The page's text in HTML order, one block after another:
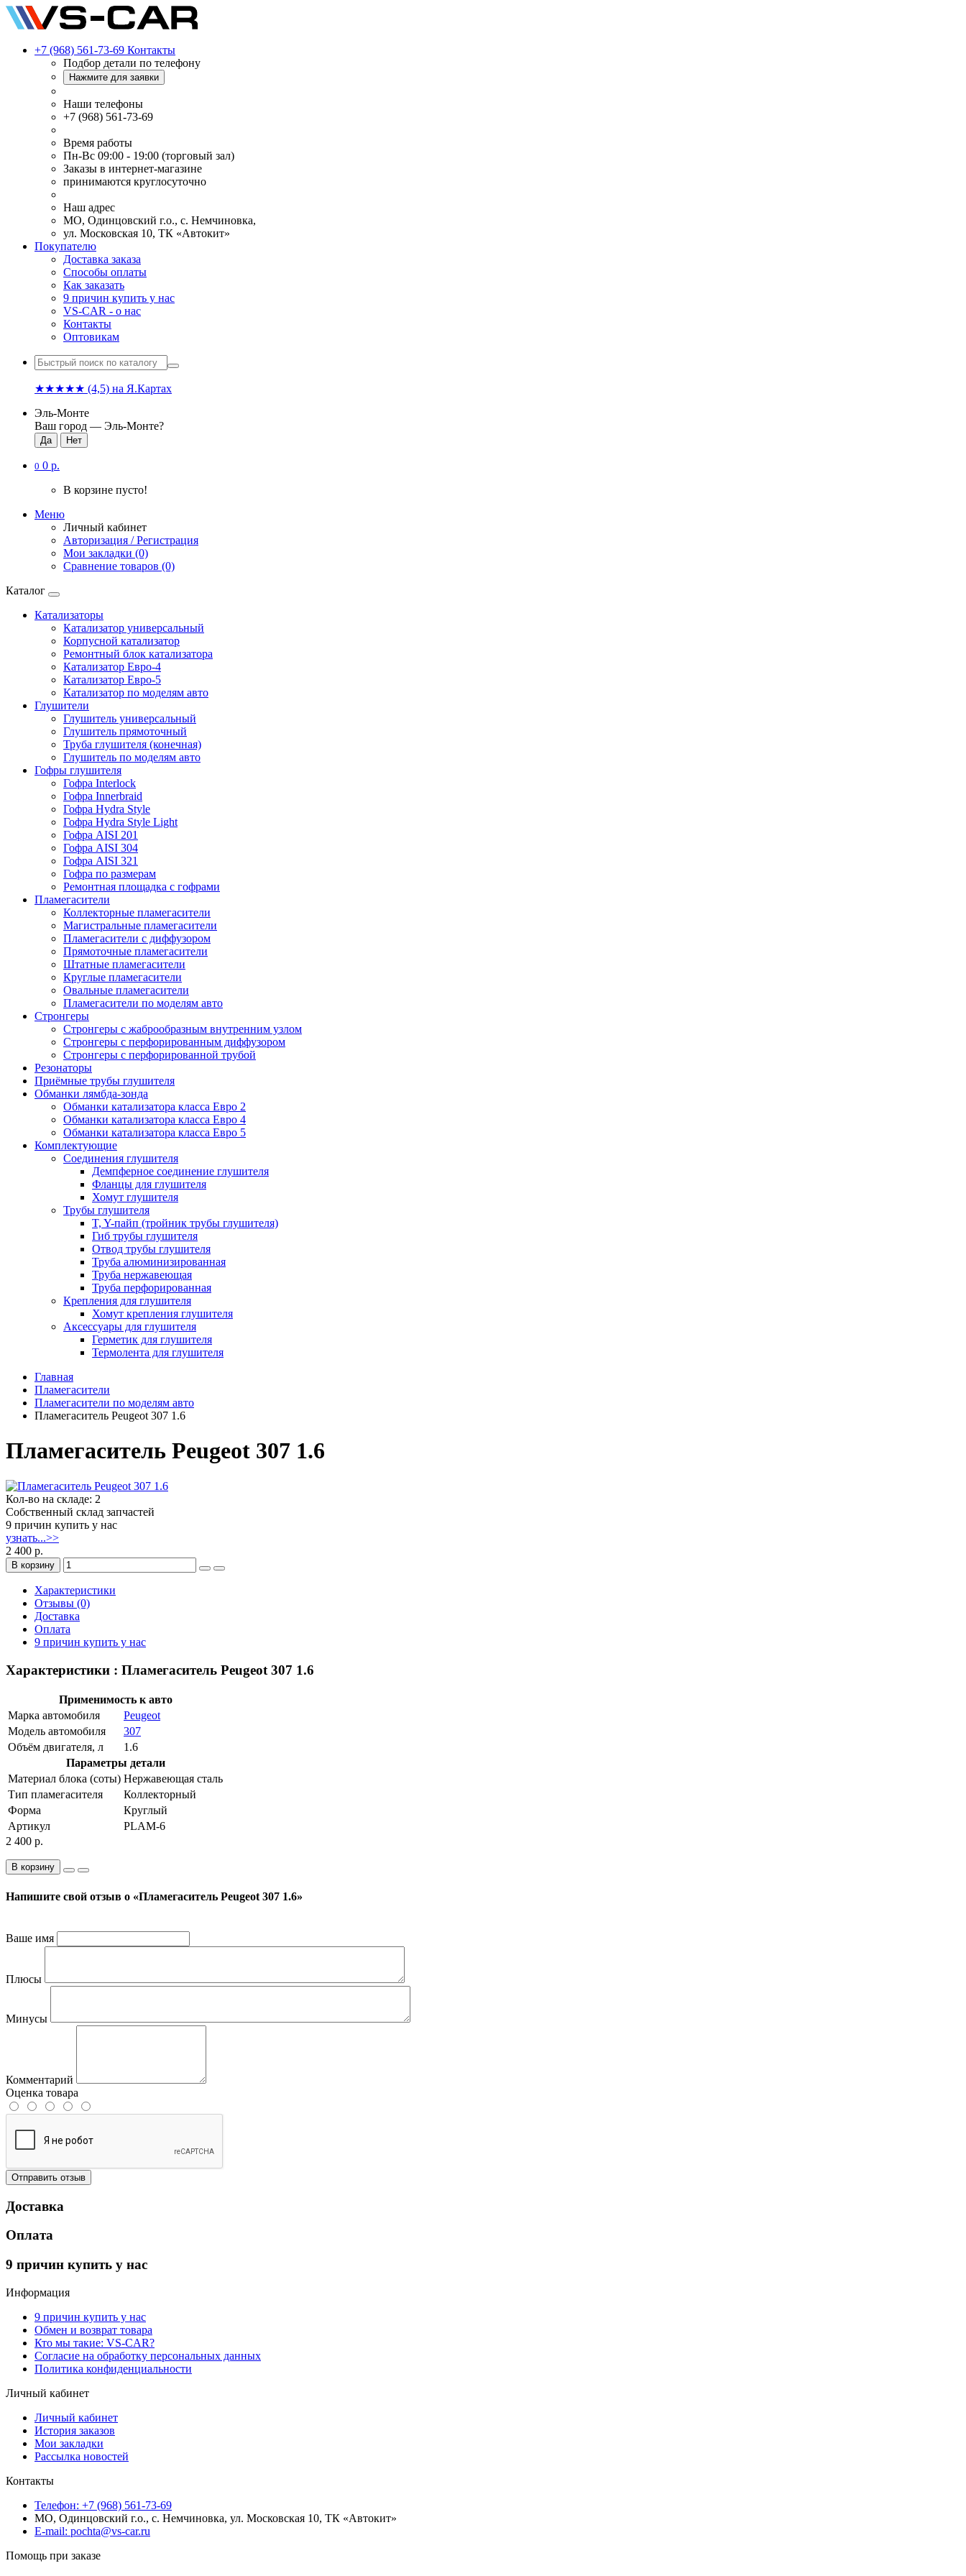
+7 (968) 561-73-69 Контакты
Подбор детали по телефону
Нажмите для заявки
Наши телефоны
+7 (968) 561-73-69
Время работы
Пн-Вс 09:00 - 19:00 (торговый зал)
Заказы в интернет-магазине
принимаются круглосуточно
Наш адрес
МО, Одинцовский г.о., с. Немчиновка,
ул. Московская 10, ТК «Автокит»
Покупателю
Доставка заказа
Способы оплаты
Как заказать
9 причин купить у нас
VS-CAR - о нас
Контакты
Оптовикам
★★★★★ (4,5) на Я.Картах
Эль-Монте
Ваш город — Эль-Монте?
0 0 р.
В корзине пусто!
Меню
Личный кабинет
Авторизация / Регистрация
Мои закладки (0)
Сравнение товаров (0)
Каталог
Катализаторы
Катализатор универсальный
Корпусной катализатор
Ремонтный блок катализатора
Катализатор Евро-4
Катализатор Евро-5
Катализатор по моделям авто
Глушители
Глушитель универсальный
Глушитель прямоточный
Труба глушителя (конечная)
Глушитель по моделям авто
Гофры глушителя
Гофра Interlock
Гофра Innerbraid
Гофра Hydra Style
Гофра Hydra Style Light
Гофра AISI 201
Гофра AISI 304
Гофра AISI 321
Гофра по размерам
Ремонтная площадка с гофрами
Пламегасители
Коллекторные пламегасители
Магистральные пламегасители
Пламегасители с диффузором
Прямоточные пламегасители
Штатные пламегасители
Круглые пламегасители
Овальные пламегасители
Пламегасители по моделям авто
Стронгеры
Стронгеры с жаброобразным внутренним узлом
Стронгеры с перфорированным диффузором
Стронгеры с перфорированной трубой
Резонаторы
Приёмные трубы глушителя
Обманки лямбда-зонда
Обманки катализатора класса Евро 2
Обманки катализатора класса Евро 4
Обманки катализатора класса Евро 5
Комплектующие
Соединения глушителя
Демпферное соединение глушителя
Фланцы для глушителя
Хомут глушителя
Трубы глушителя
T, Y-пайп (тройник трубы глушителя)
Гиб трубы глушителя
Отвод трубы глушителя
Труба алюминизированная
Труба нержавеющая
Труба перфорированная
Крепления для глушителя
Хомут крепления глушителя
Аксессуары для глушителя
Герметик для глушителя
Термолента для глушителя
Главная
Пламегасители
Пламегасители по моделям авто
Пламегаситель Peugeot 307 1.6
Пламегаситель Peugeot 307 1.6
Кол-во на складе: 2
Собственный склад запчастей
9 причин купить у нас
узнать...>>
2 400 р.
В корзину
Характеристики
Отзывы (0)
Доставка
Оплата
9 причин купить у нас
Характеристики : Пламегаситель Peugeot 307 1.6
Применимость к авто
Марка автомобиля
Peugeot
Модель автомобиля
307
Объём двигателя, л
1.6
Параметры детали
Материал блока (соты) Нержавеющая сталь
Тип пламегасителя
Коллекторный
Форма
Круглый
Артикул
PLAM-6
2 400 р.
В корзину
Напишите свой отзыв о «Пламегаситель Peugeot 307 1.6»
Ваше имя
Плюсы
Минусы
Комментарий
Оценка товара
Отправить отзыв
Доставка
Оплата
9 причин купить у нас
Информация
9 причин купить у нас
Обмен и возврат товара
Кто мы такие: VS-CAR?
Согласие на обработку персональных данных
Политика конфиденциальности
Личный кабинет
Личный кабинет
История заказов
Мои закладки
Рассылка новостей
Контакты
Телефон: +7 (968) 561-73-69
МО, Одинцовский г.о., с. Немчиновка, ул. Московская 10, ТК «Автокит»
E-mail: pochta@vs-car.ru
Помощь при заказе